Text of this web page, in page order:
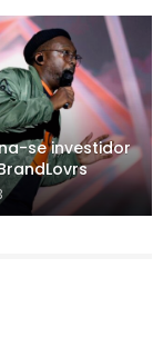
se investidor